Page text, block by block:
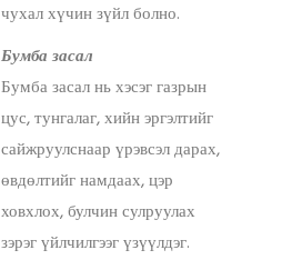
чухал хүчин зүйл болно.
Бумба засал
Бумба засал нь хэсэг газрын
цус, тунгалаг, хийн эргэлтийг
сайжруулснаар үрэвсэл дарах,
өвдөлтийг намдаах, цэр
ховхлох, булчин сулруулах
зэрэг үйлчилгээг үзүүлдэг.